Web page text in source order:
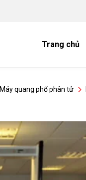
Trang chủ
Máy quang phổ phân tử